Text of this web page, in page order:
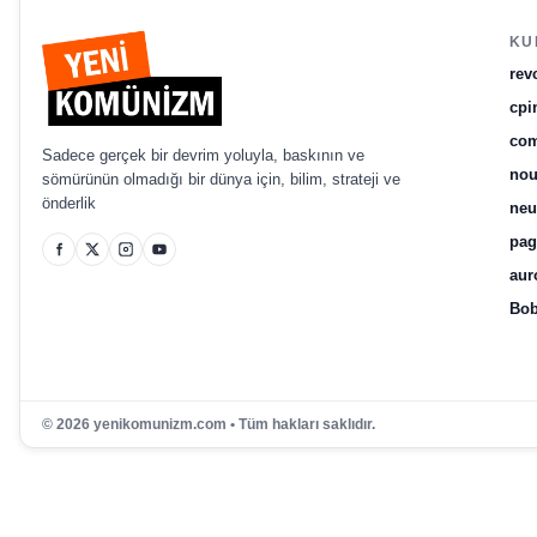
Sadece gerçek bir devrim yoluyla, baskının ve
sömürünün olmadığı bir dünya için, bilim, strateji ve
önderlik
© 2026 yenikomunizm.com • Tüm hakları saklıdır.